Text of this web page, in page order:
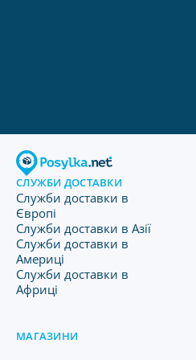
СЛУЖБИ ДОСТАВКИ
Служби доставки в
Європі
Служби доставки в Азії
Служби доставки в
Америці
Служби доставки в
Африці
МАГАЗИНИ